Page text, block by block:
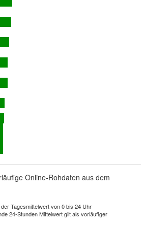
Online-Rohdaten aus dem
Tagesmittelwert von 0 bis 24 Uhr
24-Stunden Mittelwert gilt als vorläufiger